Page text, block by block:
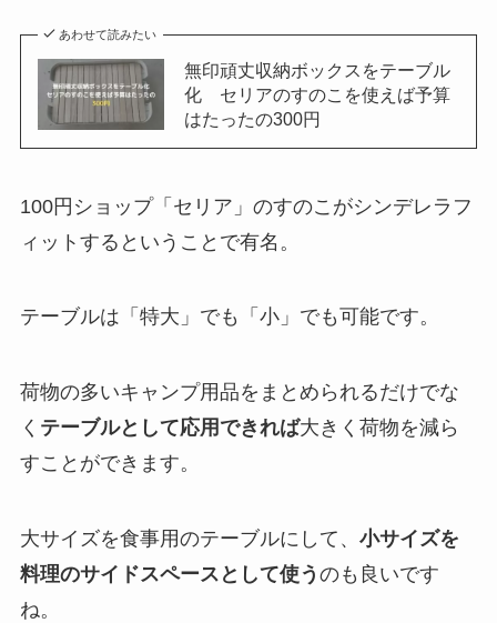
あわせて読みたい
無印頑丈収納ボックスをテーブル
化 セリアのすのこを使えば予算
はたったの300円
100円ショップ「セリア」のすのこがシンデレラフ
ィットするということで有名。
テーブルは「特大」でも「小」でも可能です。
荷物の多いキャンプ用品をまとめられるだけでな
く テーブルとして応用できれば大きく荷物を減ら
すことができます。
大サイズを食事用のテーブルにして、 小サイズを
料理のサイドスペースとして使う のも良いです
ね。